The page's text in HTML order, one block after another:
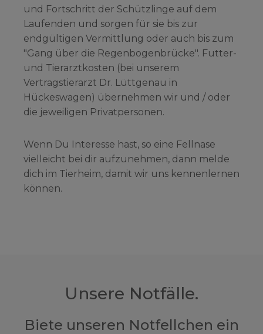
und Fortschritt der Schützlinge auf dem
Laufenden und sorgen für sie bis zur
endgültigen Vermittlung oder auch bis zum
"Gang über die Regenbogenbrücke". Futter-
und Tierarztkosten (bei unserem
Vertragstierarzt Dr. Lüttgenau in
Hückeswagen) übernehmen wir und / oder
die jeweiligen Privatpersonen.
Wenn Du Interesse hast, so eine Fellnase
vielleicht bei dir aufzunehmen, dann melde
dich im Tierheim, damit wir uns kennenlernen
können.
Unsere Notfälle.
Biete unseren Notfellchen ein